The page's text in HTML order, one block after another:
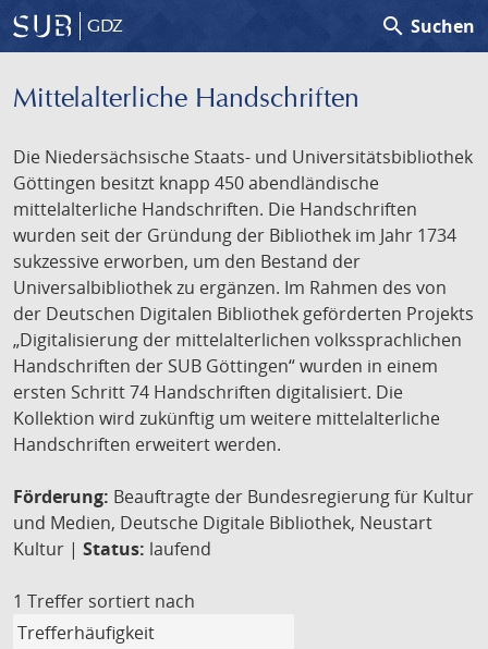
GDZ search Suchen
Mittelalterliche Handschriften
Die Niedersächsische Staats- und Universitätsbibliothek
Göttingen besitzt knapp 450 abendländische
mittelalterliche Handschriften. Die Handschriften
wurden seit der Gründung der Bibliothek im Jahr 1734
sukzessive erworben, um den Bestand der
Universalbibliothek zu ergänzen. Im Rahmen des von
der Deutschen Digitalen Bibliothek geförderten Projekts
„Digitalisierung der mittelalterlichen volkssprachlichen
Handschriften der SUB Göttingen“ wurden in einem
ersten Schritt 74 Handschriften digitalisiert. Die
Kollektion wird zukünftig um weitere mittelalterliche
Handschriften erweitert werden.
Förderung: Beauftragte der Bundesregierung für Kultur
und Medien, Deutsche Digitale Bibliothek, Neustart
Kultur | Status: laufend
1 Treffer sortiert nach